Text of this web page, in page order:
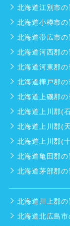
北海道江別市の
北海道小樽市の
北海道帯広市の
北海道河西郡の
北海道河東郡の
北海道樺戸郡の
北海道上磯郡の
北海道上川郡(
北海道上川郡(
北海道上川郡(
北海道亀田郡の
北海道茅部郡の
北海道川上郡の
北海道北広島